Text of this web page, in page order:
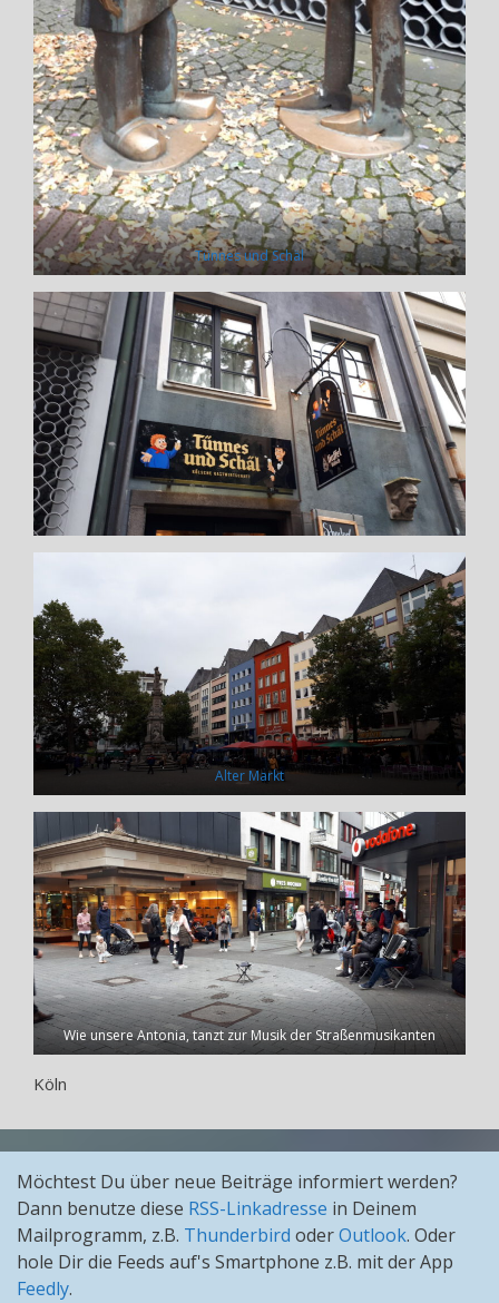
Tünnes und Schäl
Alter Markt
Wie unsere Antonia, tanzt zur Musik der Straßenmusikanten
Köln
Möchtest Du über neue Beiträge informiert werden?
Dann benutze diese RSS-Linkadresse in Deinem
Mailprogramm, z.B. Thunderbird oderOutlook. Oder
hole Dir die Feeds auf's Smartphone z.B. mit der App
Feedly.